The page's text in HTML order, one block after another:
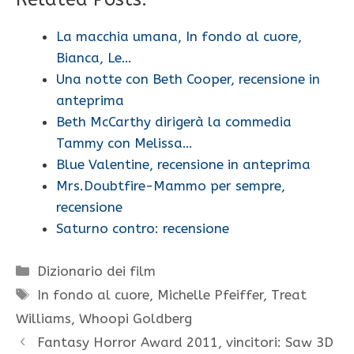
La macchia umana, In fondo al cuore,
Bianca, Le…
Una notte con Beth Cooper, recensione in
anteprima
Beth McCarthy dirigerà la commedia
Tammy con Melissa…
Blue Valentine, recensione in anteprima
Mrs.Doubtfire-Mammo per sempre,
recensione
Saturno contro: recensione
Categorie
Dizionario dei film
Tag
In fondo al cuore, Michelle Pfeiffer, Treat
Williams, Whoopi Goldberg
Fantasy Horror Award 2011, vincitori: Saw 3D